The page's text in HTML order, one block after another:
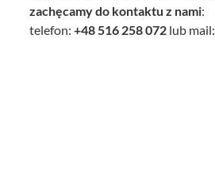
zachęcamy do kontaktu z nami:
telefon: +48516 258 072 lub mail: